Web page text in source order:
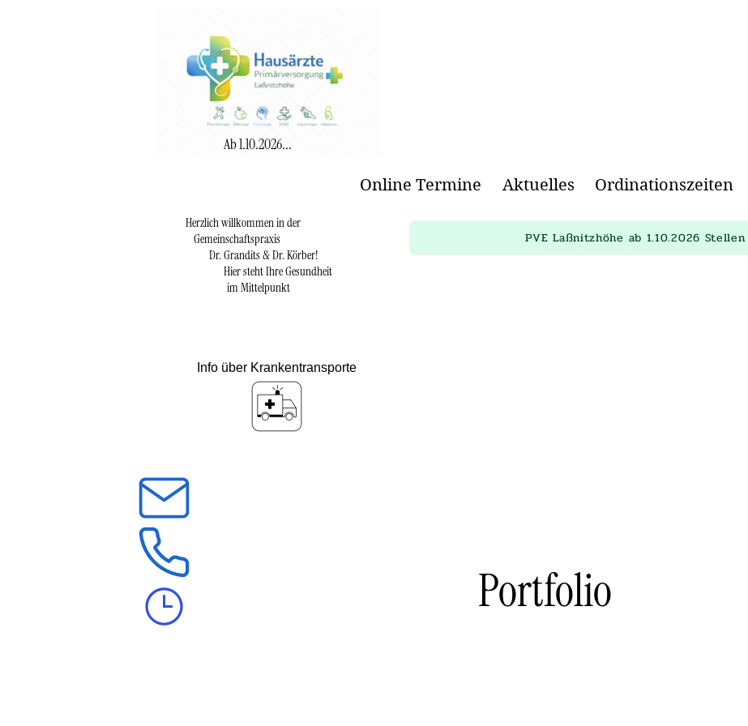
Ab 1.10.2026...
Online Termine Aktuelles Ordinationszeiten
Herzlich willkommen in der
Gemeinschaftspraxis
Dr. Grandits & Dr. Körber!
Hier steht Ihre Gesundheit
im Mittelpunkt
PVE Laßnitzhöhe ab 1.10.2026 Stellen
Info über Krankentransporte
Portfolio